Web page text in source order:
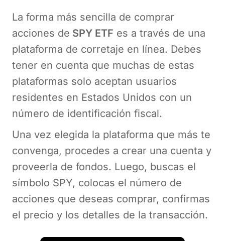
La forma más sencilla de comprar
acciones de SPY ETF es a través de una
plataforma de corretaje en línea. Debes
tener en cuenta que muchas de estas
plataformas solo aceptan usuarios
residentes en Estados Unidos con un
número de identificación fiscal.
Una vez elegida la plataforma que más te
convenga, procedes a crear una cuenta y
proveerla de fondos. Luego, buscas el
símbolo SPY, colocas el número de
acciones que deseas comprar, confirmas
el precio y los detalles de la transacción.